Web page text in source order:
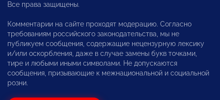
Все права защищены.
Комментарии на сайте проходят модерацию. Согласно
требованиям российского законодательства, мы не
публикуем сообщения, содержащие нецензурную лексику
и/или оскорбления, даже в случае замены букв точками,
тире и любыми иными символами. Не допускаются
сообщения, призывающие к межнациональной и социальной
розни.